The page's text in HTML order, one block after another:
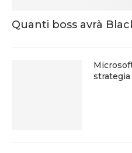
Quanti boss avrà